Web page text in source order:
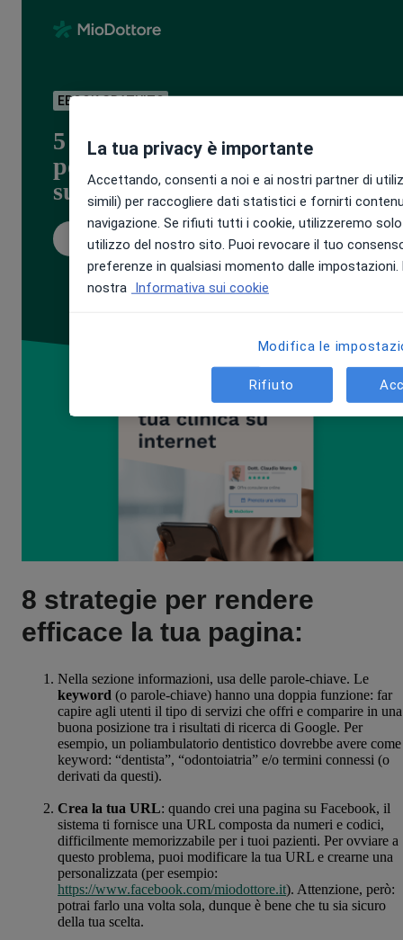
EBOOK GRATUITO
5 strategie (che funzionano!)
per promuovere il tuo centro
sul web
Scarica Ora
8 strategie per rendere
efficace la tua pagina:
Nella sezione informazioni, usa delle parole-chiave. Le
keyword (o parole-chiave) hanno una doppia funzione: far
capire agli utenti il tipo di servizi che offri e comparire in una
buona posizione tra i risultati di ricerca di Google. Per
esempio, un poliambulatorio dentistico dovrebbe avere come
keyword: “dentista”, “odontoiatria” e/o termini connessi (o
derivati da questi).
Crea la tua URL: quando crei una pagina su Facebook, il
sistema ti fornisce una URL composta da numeri e codici,
difficilmente memorizzabile per i tuoi pazienti. Per ovviare a
questo problema, puoi modificare la tua URL e crearne una
personalizzata (per esempio:
https://www.facebook.com/miodottore.it). Attenzione, però:
potrai farlo una volta sola, dunque è bene che tu sia sicuro
della tua scelta.
La tua privacy è importante
Accettando, consenti a noi e ai nostri partner di
simili) per raccogliere dati statistici e fornirti
navigazione. Se rifiuti tutti i cookie, utilizzeremo
utilizzo del nostro sito. Puoi revocare il tuo
preferenze in qualsiasi momento dalle impostazioni.
nostra Informativa sui cookie
Modifica le
Rifiuto